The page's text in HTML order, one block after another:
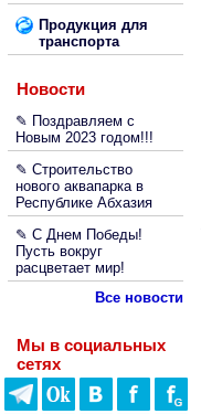
Продукция для
транспорта
Новости
✎ Поздравляем с
Новым 2023 годом!!!
✎ Строительство
нового аквапарка в
Республике Абхазия
✎ С Днем Победы!
Пусть вокруг
расцветает мир!
Все новости
Мы в социальных
сетях